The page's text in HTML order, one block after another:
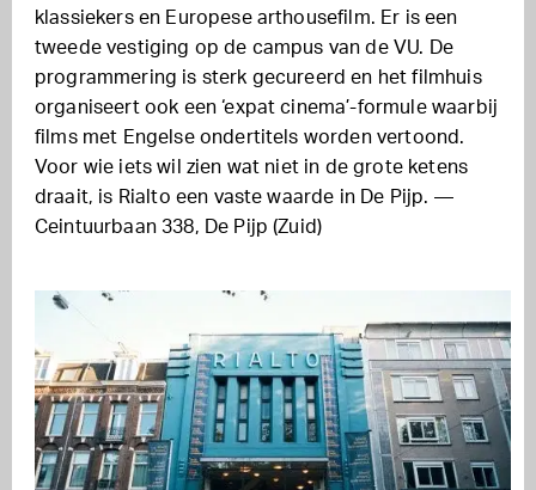
klassiekers en Europese arthousefilm. Er is een
tweede vestiging op de campus van de VU. De
programmering is sterk gecureerd en het filmhuis
organiseert ook een ‘expat cinema’-formule waarbij
films met Engelse ondertitels worden vertoond.
Voor wie iets wil zien wat niet in de grote ketens
draait, is Rialto een vaste waarde in De Pijp. —
Ceintuurbaan 338, De Pijp (Zuid)